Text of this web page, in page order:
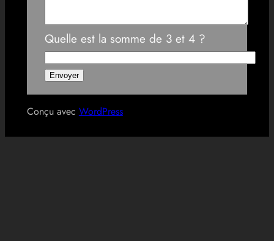
Quelle est la somme de 3 et 4 ?
Conçu avec WordPress